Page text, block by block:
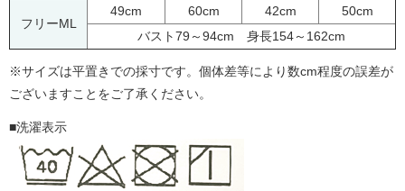
フリーML
49cm 60cm 42cm
50cm
バスト79～94cm 身長154～162cm
※サイズは平置きでの採寸です。個体差等により数cm程度の誤差が
ございますことをご了承ください。
■洗濯表示